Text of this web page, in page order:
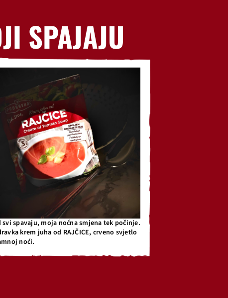
SPAJAJU
svi spavaju, moja noćna smjena tek počinje.
krem juha od RAJČICE, crveno svjetlo
noći.